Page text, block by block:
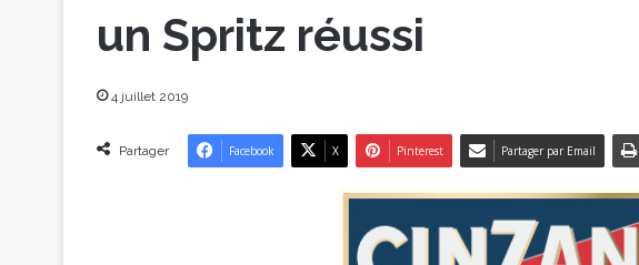
un Spritz réussi
4 juillet 2019
Partager Facebook X Pinterest Partager par Email